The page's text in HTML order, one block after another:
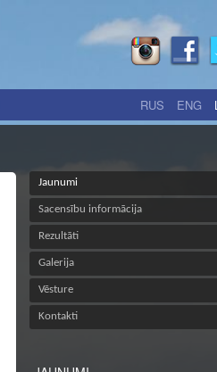
RUS ENG
Jaunumi
Sacensību informācija
Rezultāti
Galerija
Vēsture
Kontakti